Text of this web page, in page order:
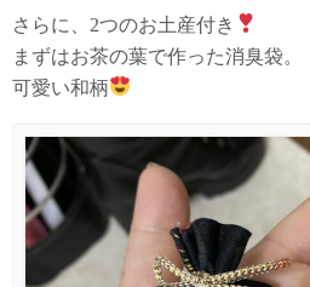
さらに、2つのお土産付き
まずはお茶の葉で作った消臭袋。
可愛い和柄